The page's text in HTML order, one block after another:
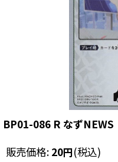
BP01-086 R なずNEWS
販売価格: 20円(税込)